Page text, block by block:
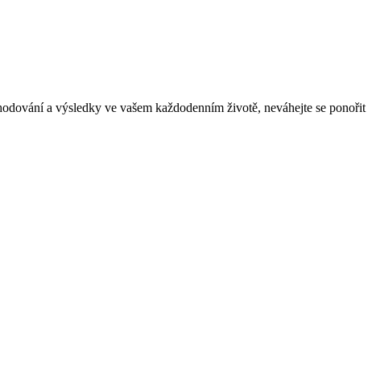
a výsledky ve vašem každodenním životě, neváhejte se ponořit